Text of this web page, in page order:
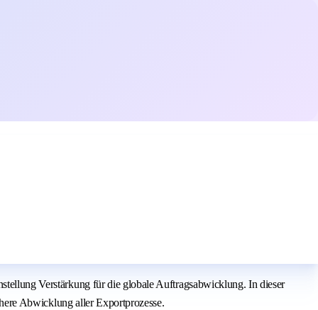
Verstärkung für die globale Auftragsabwicklung. In dieser
Abwicklung aller Exportprozesse.